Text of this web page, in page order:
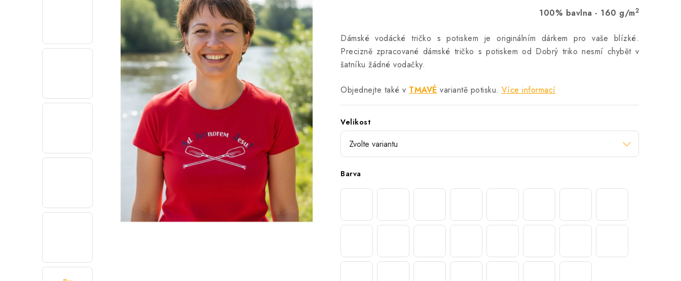
100% bavlna - 160 g/m2
Dámské vodácké tričko s potiskem je originálním dárkem pro vaše blízké.
Precizně zpracované dámské tričko s potiskem od Dobrý triko nesmí chybět v
šatníku žádné vodačky.
Objednejte také v TMAVÉ variantě potisku. Více informací
Velikost
Barva